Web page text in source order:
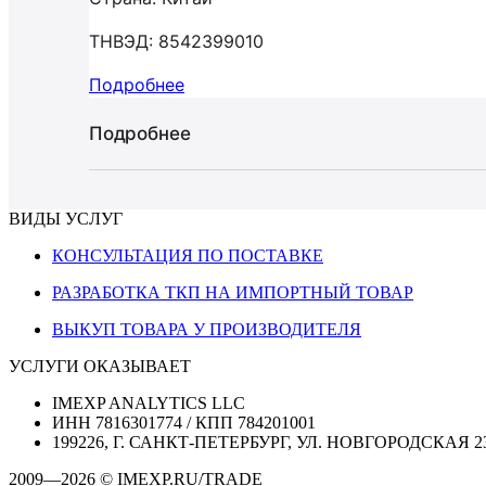
ТНВЭД: 8542399010
Подробнее
Подробнее
ВИДЫ УСЛУГ
КОНСУЛЬТАЦИЯ ПО ПОСТАВКЕ
РАЗРАБОТКА ТКП НА ИМПОРТНЫЙ ТОВАР
ВЫКУП ТОВАРА У ПРОИЗВОДИТЕЛЯ
УСЛУГИ ОКАЗЫВАЕТ
IMEXP ANALYTICS LLC
ИНН 7816301774 / КПП 784201001
199226, Г. САНКТ-ПЕТЕРБУРГ, УЛ. НОВГОРОДСКАЯ
2009—2026 © IMEXP.RU/TRADE